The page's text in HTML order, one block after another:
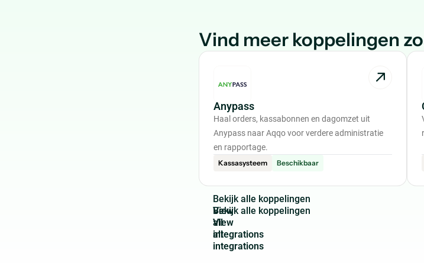
Vind meer koppelingen
Anypass
Haal orders, kassabonnen en dagomzet uit
Anypass naar Aqqo voor verdere administratie
en rapportage.
Kassasysteem
Beschikbaar
Bekijk alle koppelingen
View
all
integrations